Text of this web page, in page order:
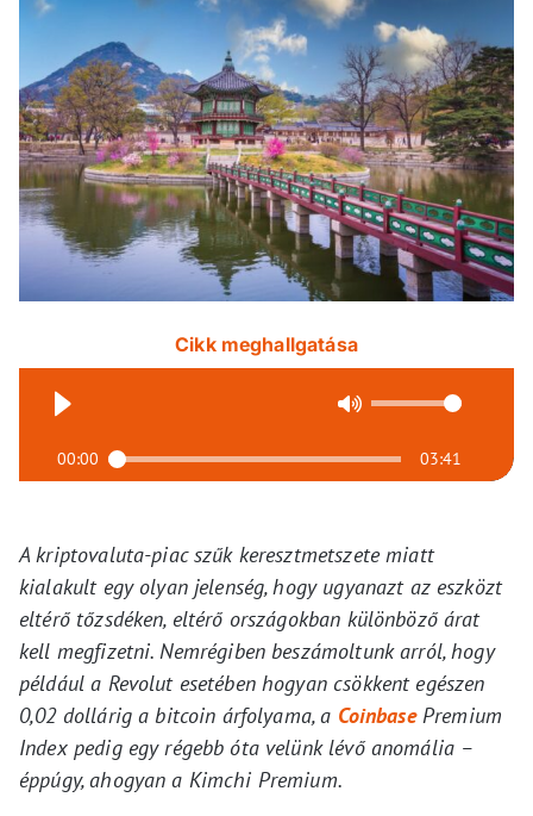
Cikk meghallgatása
00:00 03:41
A kriptovaluta-piac szűk keresztmetszete miatt
kialakult egy olyan jelenség, hogy ugyanazt az eszközt
eltérő tőzsdéken, eltérő országokban különböző árat
kell megfizetni. Nemrégiben beszámoltunk arról, hogy
például a Revolut esetében hogyan csökkent egészen
0,02 dollárig a bitcoin árfolyama, a CoinbasePremium
Index pedig egy régebb óta velünk lévő anomália –
éppúgy, ahogyan a Kimchi Premium.